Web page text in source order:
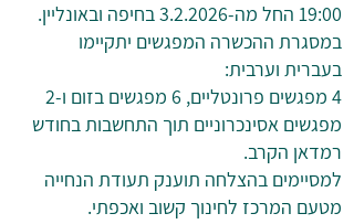
19:00 החל מה-3.2.2026 בחיפה ובאונליין.
במסגרת ההכשרה המפגשים יתקיימו
בעברית וערבית:
4 מפגשים פרונטליים, 6 מפגשים בזום ו-2
מפגשים אסינכרוניים תוך התחשבות בחודש
רמדאן הקרב.
למסיימים בהצלחה תוענק תעודת הנחייה
מטעם המרכז לחינוך קשוב ואכפתי.